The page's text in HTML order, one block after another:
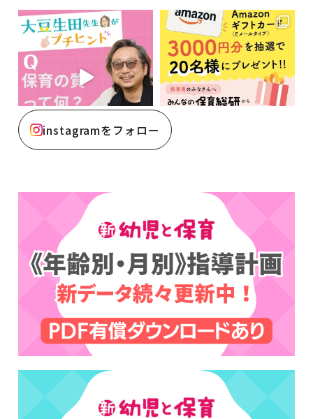
instagramをフォロー